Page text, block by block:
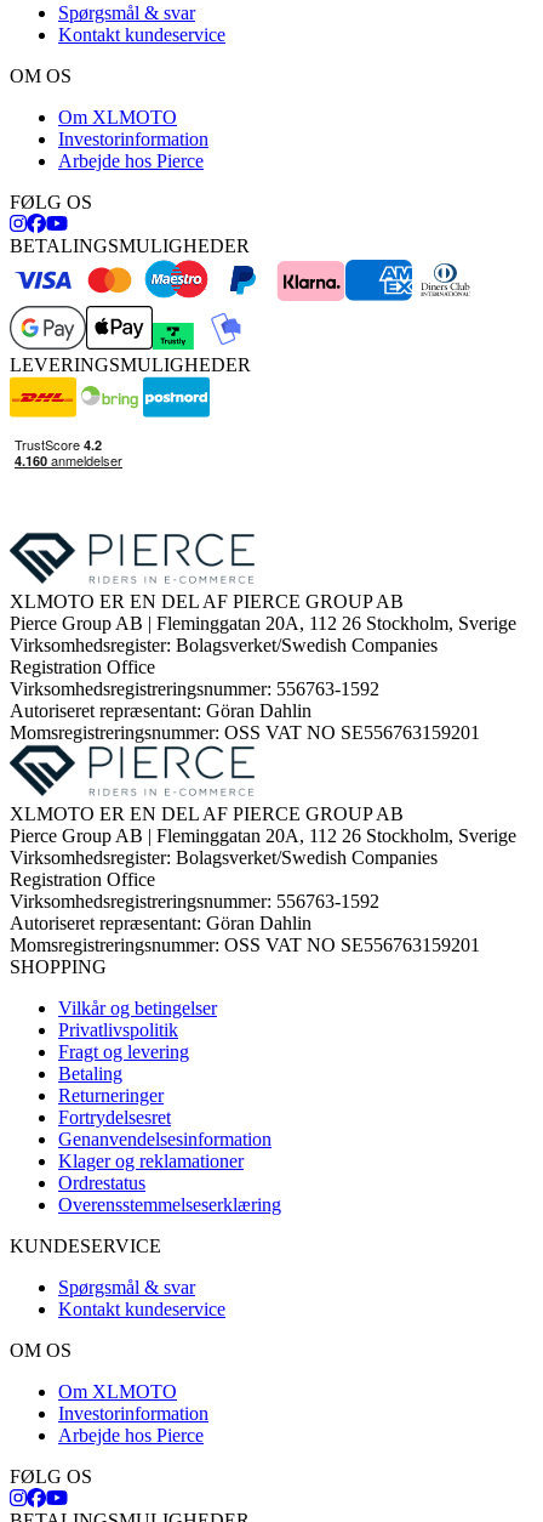
Spørgsmål & svar
Kontakt kundeservice
OM OS
Om XLMOTO
Investorinformation
Arbejde hos Pierce
FØLG OS
BETALINGSMULIGHEDER
LEVERINGSMULIGHEDER
XLMOTO ER EN DEL AF PIERCE GROUP AB
Pierce Group AB | Fleminggatan 20A, 112 26 Stockholm, Sverige
Virksomhedsregister: Bolagsverket/Swedish Companies
Registration Office
Virksomhedsregistreringsnummer: 556763-1592
Autoriseret repræsentant: Göran Dahlin
Momsregistreringsnummer: OSS VAT NO SE556763159201
XLMOTO ER EN DEL AF PIERCE GROUP AB
Pierce Group AB | Fleminggatan 20A, 112 26 Stockholm, Sverige
Virksomhedsregister: Bolagsverket/Swedish Companies
Registration Office
Virksomhedsregistreringsnummer: 556763-1592
Autoriseret repræsentant: Göran Dahlin
Momsregistreringsnummer: OSS VAT NO SE556763159201
SHOPPING
Vilkår og betingelser
Privatlivspolitik
Fragt og levering
Betaling
Returneringer
Fortrydelsesret
Genanvendelsesinformation
Klager og reklamationer
Ordrestatus
Overensstemmelseserklæring
KUNDESERVICE
Spørgsmål & svar
Kontakt kundeservice
OM OS
Om XLMOTO
Investorinformation
Arbejde hos Pierce
FØLG OS